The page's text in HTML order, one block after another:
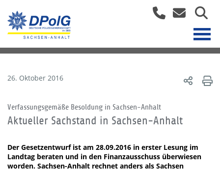
26. Oktober 2016
Verfassungsgemäße Besoldung in Sachsen-Anhalt
Aktueller Sachstand in Sachsen-Anhalt
Der Gesetzentwurf ist am 28.09.2016 in erster Lesung im
Landtag beraten und in den Finanzausschuss überwiesen
worden. Sachsen-Anhalt rechnet anders als Sachsen